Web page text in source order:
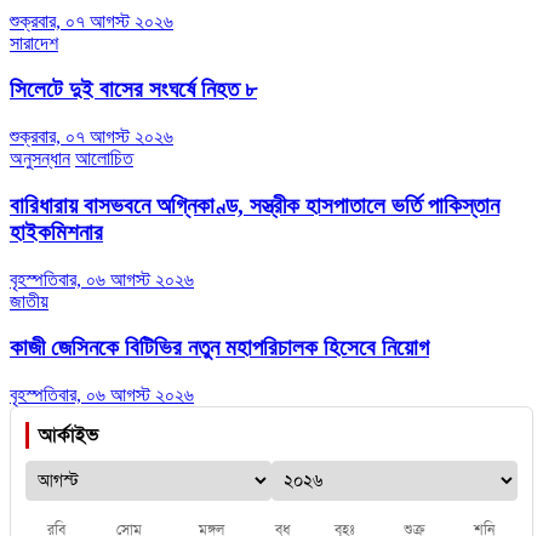
শুক্রবার, ০৭ আগস্ট ২০২৬
সারাদেশ
সিলেটে দুই বাসের সংঘর্ষে নিহত ৮
শুক্রবার, ০৭ আগস্ট ২০২৬
অনুসন্ধান আলোচিত
বারিধারায় বাসভবনে অগ্নিকাণ্ড, সস্ত্রীক হাসপাতালে ভর্তি পাকিস্তান
হাইকমিশনার
বৃহস্পতিবার, ০৬ আগস্ট ২০২৬
জাতীয়
কাজী জেসিনকে বিটিভির নতুন মহাপরিচালক হিসেবে নিয়োগ
বৃহস্পতিবার, ০৬ আগস্ট ২০২৬
আর্কাইভ
রবি সোম মঙ্গল বুধ বৃহঃ শুক্র শনি